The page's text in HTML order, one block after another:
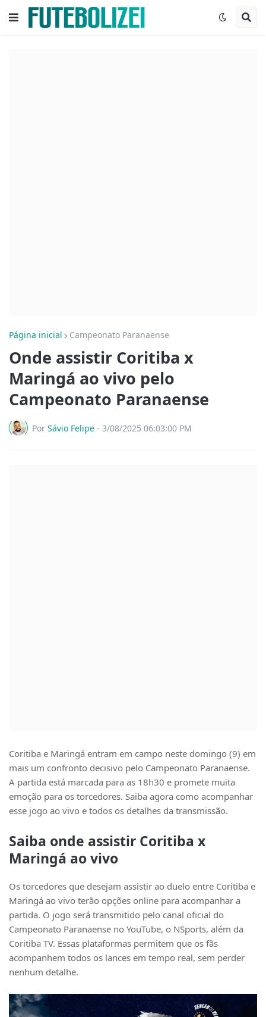
Página inicial Campeonato Paranaense
Onde assistir Coritiba x
Maringá ao vivo pelo
Campeonato Paranaense
Por Sávio Felipe - 3/08/2025 06:03:00 PM
Coritiba e Maringá entram em campo neste domingo (9) em
mais um confronto decisivo pelo Campeonato Paranaense.
A partida está marcada para as 18h30 e promete muita
emoção para os torcedores. Saiba agora como acompanhar
esse jogo ao vivo e todos os detalhes da transmissão.
Saiba onde assistir Coritiba x
Maringá ao vivo
Os torcedores que desejam assistir ao duelo entre Coritiba e
Maringá ao vivo terão opções online para acompanhar a
partida. O jogo será transmitido pelo canal oficial do
Campeonato Paranaense no YouTube, o NSports, além da
Coritiba TV. Essas plataformas permitem que os fãs
acompanhem todos os lances em tempo real, sem perder
nenhum detalhe.